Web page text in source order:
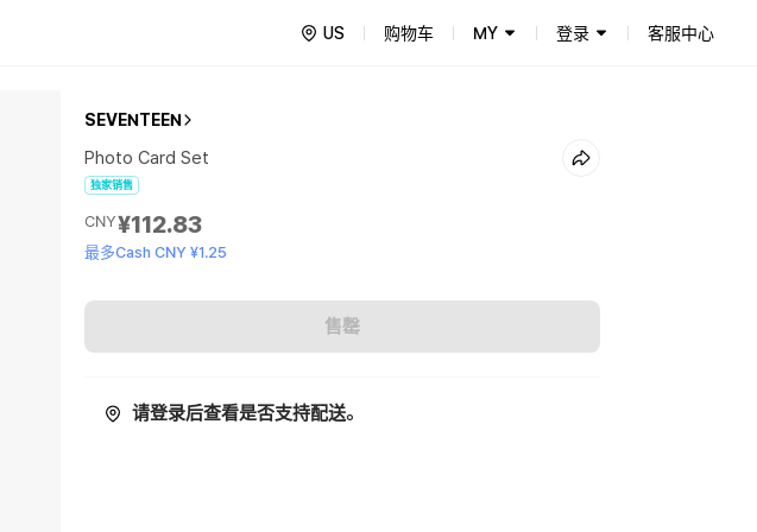
US 购物车 MY 登录 客服中心
SEVENTEEN
Photo Card Set
独家销售
CNY¥112.83
最多Cash CNY ¥1.25
售罄
请登录后查看是否支持配送。